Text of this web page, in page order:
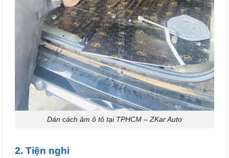
Dán cách âm ô tô tại TPHCM – ZKar Auto
2. Tiện nghi